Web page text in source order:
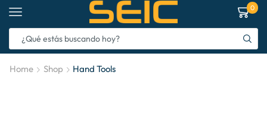
0
Home Shop Hand Tools